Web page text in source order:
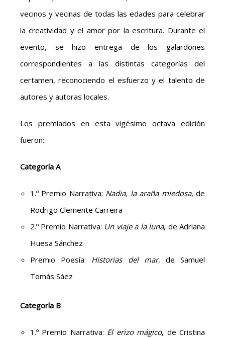
vecinos y vecinas de todas las edades para celebrar
la creatividad y el amor por la escritura. Durante el
evento, se hizo entrega de los galardones
correspondientes a las distintas categorías del
certamen, reconociendo el esfuerzo y el talento de
autores y autoras locales.
Los premiados en esta vigésimo octava edición
fueron:
Categoría A
1.º Premio Narrativa: Nadia, la araña miedosa, de
Rodrigo Clemente Carreira
2.º Premio Narrativa: Un viaje a la luna, de Adriana
Huesa Sánchez
Premio Poesía: Historias del mar, de Samuel
Tomás Sáez
Categoría B
1.º Premio Narrativa: El erizo mágico, de Cristina